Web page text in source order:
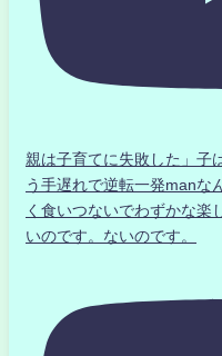
親は子育てに失敗した」子
う手遅れで逆転一発manな
く食いつないでわずかな楽
いのです。ないのです。